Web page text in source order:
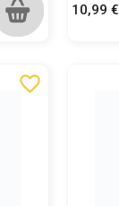
Prix
10,99 €
favorite_border